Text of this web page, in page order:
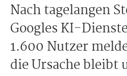
Nach tagelangen
Googles KI-
1.600 Nutzer
die Ursache bleibt